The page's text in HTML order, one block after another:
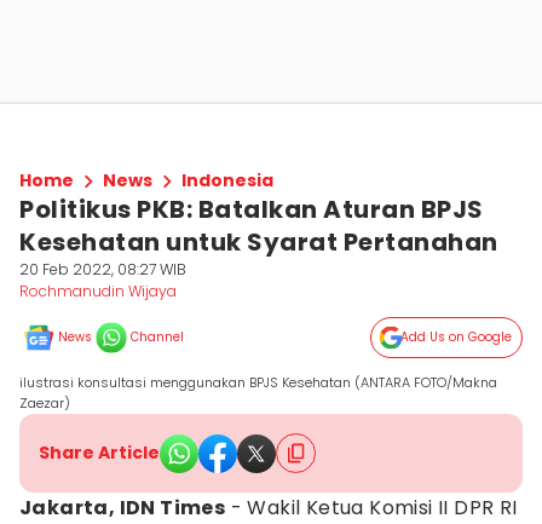
Home News Indonesia
Politikus PKB: Batalkan Aturan BPJS
Kesehatan untuk Syarat Pertanahan
20 Feb 2022, 08:27 WIB
Rochmanudin Wijaya
News Channel Add Us on Google
ilustrasi konsultasi menggunakan BPJS Kesehatan (ANTARA FOTO/Makna
Zaezar)
Share Article
Jakarta, IDN Times - Wakil Ketua Komisi II DPR RI